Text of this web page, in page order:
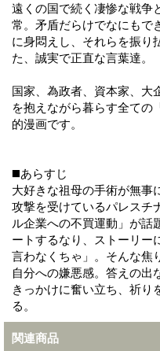
遠くの国で続く凄惨な戦争
常。矛盾だらけでなにもで
に身悶えし、それらを振り
た、誠実で正直な言葉達。
国家、為政者、資本家、大
を抱えながら暮らす全ての
的漫画です。
◼️あらすじ
大好きな祖母の手術が無事
攻撃を受けているパレスチ
ル企業への不買運動」が話
ートするなり、ストーリー
言わなくちゃ」。そんな焦
自分への嫌悪感。答えの出
きっかけに奮い立ち、祈り
る。
関連商品